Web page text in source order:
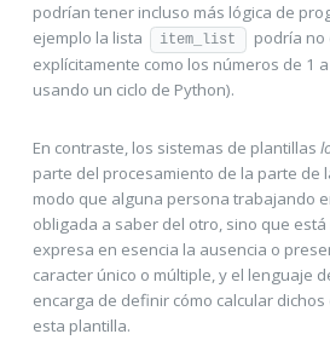
podrían tener incluso más lógica de
ejemplo la lista
item_list
podría
explícitamente como los números de 1
usando un ciclo de Python).
En contraste, los sistemas de plantillas
parte del procesamiento de la parte de
modo que alguna persona trabajando
obligada a saber del otro, sino que
expresa en esencia la ausencia o
caracter único o múltiple, y el lenguaje
encarga de definir cómo calcular
esta plantilla.